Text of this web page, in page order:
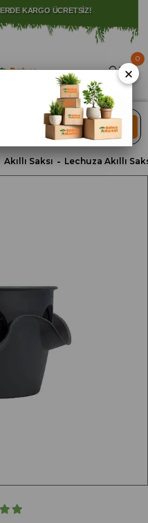
İLİ İLE SINIRLIDIR.
ARA
0
Akıllı Saksı Lechuza Akıllı
×